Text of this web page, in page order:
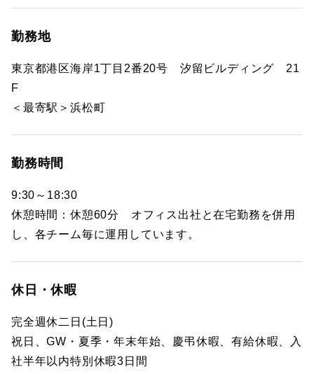
勤務地
東京都港区海岸1丁目2番20号 汐留ビルディング 21
F
＜最寄駅＞浜松町
勤務時間
9:30～18:30
休憩時間：休憩60分 オフィス出社と在宅勤務を併用
し、各チーム毎に運用しています。
休日・休暇
完全週休二日(土日)
祝日、GW・夏季・年末年始、慶弔休暇、有給休暇、入
社半年以内特別休暇3日間